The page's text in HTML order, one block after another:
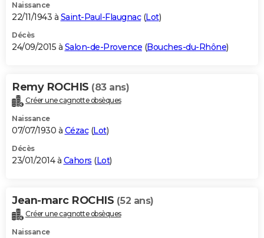
Naissance
22/11/1943 à Saint-Paul-Flaugnac(Lot)
Décès
24/09/2015 à Salon-de-Provence (Bouches-du-Rhône)
Remy ROCHIS (83 ans)
Créer une cagnotte obsèques
Naissance
07/07/1930 à Cézac(Lot)
Décès
23/01/2014 à Cahors (Lot)
Jean-marc ROCHIS (52 ans)
Créer une cagnotte obsèques
Naissance